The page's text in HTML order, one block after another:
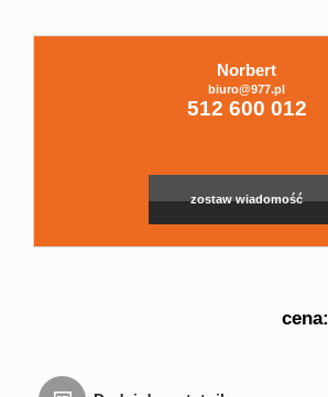
Leaflet
Norbert
biuro@977.pl
512 600 012
zostaw wiadomość
cena: